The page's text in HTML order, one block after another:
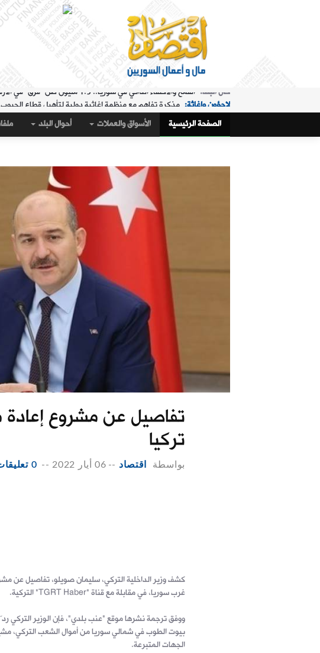
لاجؤون وإغاثة:مذكرة تفاهم مع منظمة إغاثية دولية لتأهيل قطاع
الملفات الساخنة: "البريد" تقدم خدمة استبدال العملة في "المنطقة الشرقية"
حال البلد: مرسوم تكليف رمضان بإدارة هيئة الاستثمار
أسواق و عملات: كيف أغلق سعر صرف الليرة مقابل الدولار، مساء الثلاثاء؟
أسواق و عملات: تراجع طفيف في سعر صرف الليرة
ماذا وراء التدفق الجماعي لآلاف المغاربة على جيب سبتة؟
القمح والاكتفاء الذاتي في سوريا.. 1.5 مليون طن "فرق" في الأرقام الحكومية!
الصفحة الرئيسية الأسواق والعملات أحوال البلد
تفاصيل عن مشروع
تركيا
بواسطة اقتصاد -- 06 أيار 2022 -- 0 تعليقات
كشف وزير الداخلية التركي، سليمان صويلو، تفاصيل عن
غرب سوريا، في مقابلة مع قناة "TGRT Haber" التركية.
ووفق ترجمة نشرها موقع "عنب بلدي"، فإن الوزير التركي
بيوت الطوب في شمالي سوريا من أموال الشعب التركي،
الجهات المتبرعة.